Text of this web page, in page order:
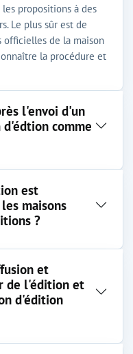
propositions à des
Le plus sûr est de
de la maison
la procédure et
l'envoi d'un
d'édtion comme
est
maisons
?
et
de l'édition et
d'édition